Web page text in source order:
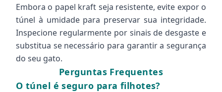
Embora o papel kraft seja resistente, evite expor o
túnel à umidade para preservar sua integridade.
Inspecione regularmente por sinais de desgaste e
substitua se necessário para garantir a segurança
do seu gato.
Perguntas Frequentes
O túnel é seguro para filhotes?